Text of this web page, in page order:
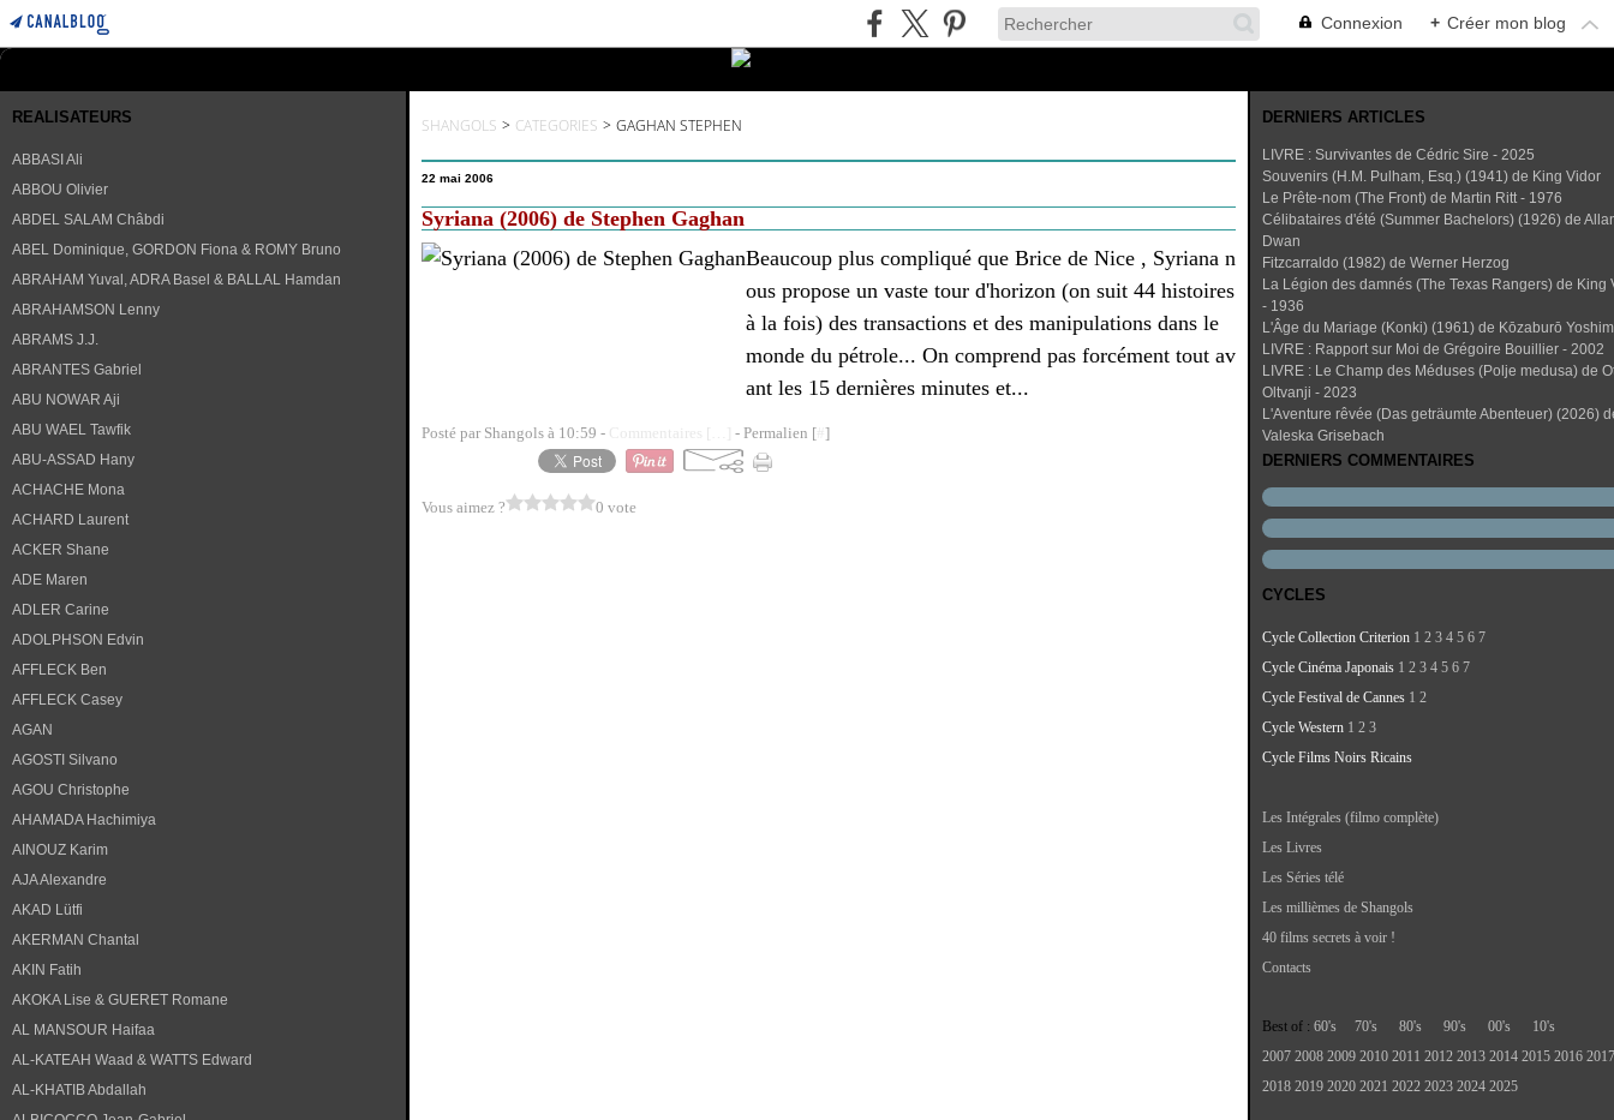
Connexion + Créer mon blog
REALISATEURS
ABBASI Ali
ABBOU Olivier
ABDEL SALAM Châbdi
ABEL Dominique, GORDON Fiona & ROMY Bruno
ABRAHAM Yuval, ADRA Basel & BALLAL Hamdan
ABRAHAMSON Lenny
ABRAMS J.J.
ABRANTES Gabriel
ABU NOWAR Aji
ABU WAEL Tawfik
ABU-ASSAD Hany
ACHACHE Mona
ACHARD Laurent
ACKER Shane
ADE Maren
ADLER Carine
ADOLPHSON Edvin
AFFLECK Ben
AFFLECK Casey
AGAN
AGOSTI Silvano
AGOU Christophe
AHAMADA Hachimiya
AINOUZ Karim
AJA Alexandre
AKAD Lütfi
AKERMAN Chantal
AKIN Fatih
AKOKA Lise & GUERET Romane
AL MANSOUR Haifaa
AL-KATEAH Waad & WATTS Edward
AL-KHATIB Abdallah
SHANGOLS > CATEGORIES > GAGHAN STEPHEN
22 mai 2006
Syriana (2006) de Stephen Gaghan
Beaucoup plus compliqué que Brice de Nice , Syriana n
ous propose un vaste tour d'horizon (on suit 44 histoires
à la fois) des transactions et des manipulations dans le
monde du pétrole... On comprend pas forcément tout av
ant les 15 dernières minutes et...
Posté par Shangols à 10:59 - Commentaires [ - Permalien [ ]
Vous aimez ? 0 vote
DERNIERS ARTICLES
LIVRE : Survivantes de Cédric Sire - 2025
Souvenirs (H.M. Pulham, Esq.) (1941) de King Vidor
Le Prête-nom (The Front) de Martin Ritt - 1976
Célibataires d'été (Summer Bachelors) (1926) de
Dwan
Fitzcarraldo (1982) de Werner Herzog
La Légion des damnés (The Texas Rangers) de King
- 1936
L'Âge du Mariage (Konki) (1961) de Kōzaburō
LIVRE : Rapport sur Moi de Grégoire Bouillier - 2002
LIVRE : Le Champ des Méduses (Polje medusa) de
Oltvanji - 2023
L'Aventure rêvée (Das geträumte Abenteuer) (2026)
Valeska Grisebach
DERNIERS COMMENTAIRES
CYCLES
Cycle Collection Criterion 1 2 3 4 5 6 7
Cycle Cinéma Japonais 1 2 3 4 5 6 7
Cycle Festival de Cannes 1 2
Cycle Western 1 2 3
Cycle Films Noirs Ricains
Les Intégrales (filmo complète)
Les Livres
Les Séries télé
Les millièmes de Shangols
40 films secrets à voir !
Contacts
Best of : 60's 70's 80's 90's 00's
10's
2007 2008 2009 2010 2011 2012 2013 2014 2015 2016 2017
2018 2019 2020 2021 2022 2023 2024 2025